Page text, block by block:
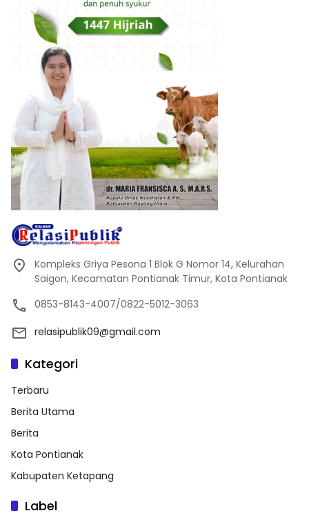
Kompleks Griya Pesona 1 Blok G Nomor 14, Kelurahan
Saigon, Kecamatan Pontianak Timur, Kota Pontianak
0853-8143-4007/0822-5012-3063
relasipublik09@gmail.com
Kategori
Terbaru
Berita Utama
Berita
Kota Pontianak
Kabupaten Ketapang
Label